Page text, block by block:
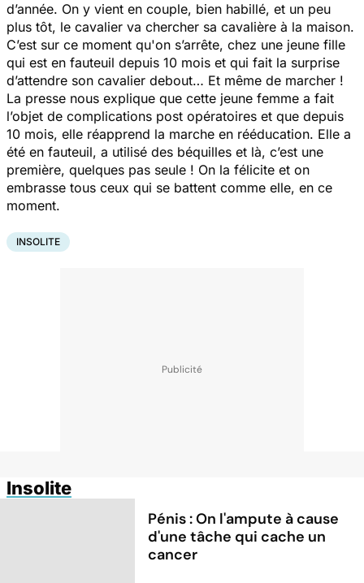
d’année. On y vient en couple, bien habillé, et un peu
plus tôt, le cavalier va chercher sa cavalière à la maison.
C’est sur ce moment qu'on s’arrête, chez une jeune fille
qui est en fauteuil depuis 10 mois et qui fait la surprise
d’attendre son cavalier debout… Et même de marcher !
La presse nous explique que cette jeune femme a fait
l’objet de complications post opératoires et que depuis
10 mois, elle réapprend la marche en rééducation. Elle a
été en fauteuil, a utilisé des béquilles et là, c’est une
première, quelques pas seule ! On la félicite et on
embrasse tous ceux qui se battent comme elle, en ce
moment.
INSOLITE
Insolite
Pénis : On l'ampute à cause
d'une tâche qui cache un
cancer